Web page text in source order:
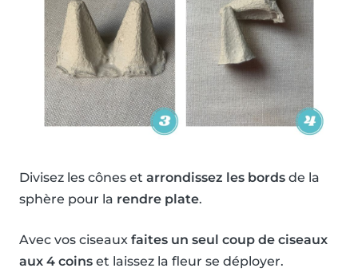
Divisez les cônes et arrondissez les bords de la
sphère pour la rendre plate.
Avec vos ciseaux faites un seul coup de ciseaux
aux 4 coins et laissez la fleur se déployer.